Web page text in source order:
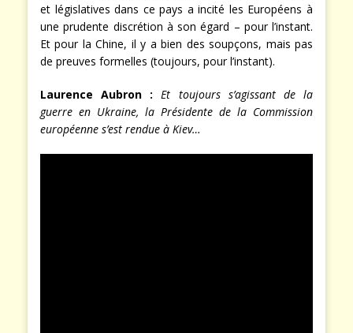
et législatives dans ce pays a incité les Européens à
une prudente discrétion à son égard – pour l’instant.
Et pour la Chine, il y a bien des soupçons, mais pas
de preuves formelles (toujours, pour l’instant).
Laurence Aubron :
Et toujours s’agissant de la
guerre en Ukraine, la Présidente de la Commission
européenne s’est rendue à Kiev…